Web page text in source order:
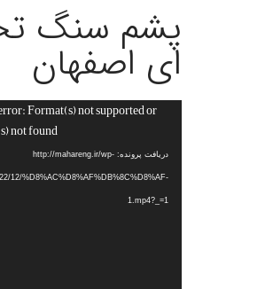
پشم سنگ
ای اصفهان
نمایشگرFormat(s) not supported or
not found
دریافت پرونده: http://mahareng.ir/wp-
12/%D8%AC%D8%AF%DB%8C%D8%AF-
1.mp4?_=1